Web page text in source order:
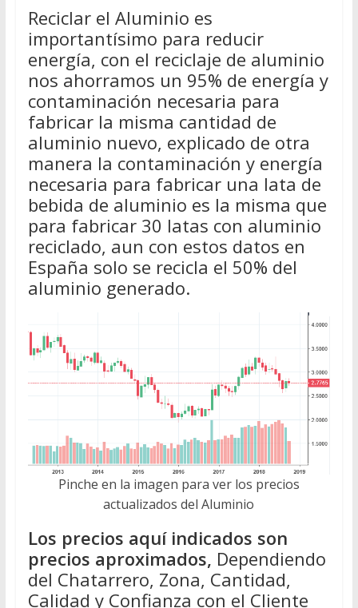
Reciclar el Aluminio es
importantísimo para reducir
energía, con el reciclaje de aluminio
nos ahorramos un 95% de energía y
contaminación necesaria para
fabricar la misma cantidad de
aluminio nuevo, explicado de otra
manera la contaminación y energía
necesaria para fabricar una lata de
bebida de aluminio es la misma que
para fabricar 30 latas con aluminio
reciclado, aun con estos datos en
España solo se recicla el 50% del
aluminio generado.
Pinche en la imagen para ver los precios
actualizados del Aluminio
Los precios aquí indicados son
precios aproximados, Dependiendo
del Chatarrero, Zona, Cantidad,
Calidad y Confianza con el Cliente